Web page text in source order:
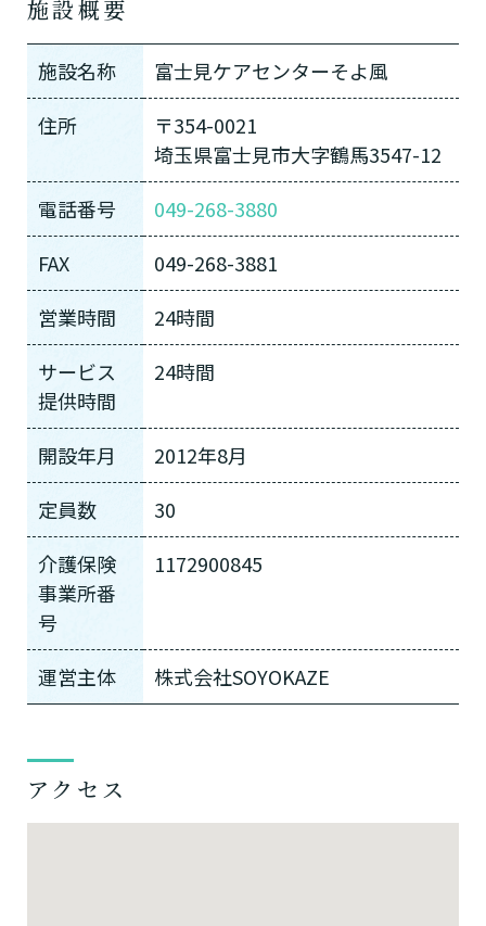
施設概要
施設名称
富士見ケアセンターそよ風
住所
〒354-0021
埼玉県富士見市大字鶴馬3547-12
電話番号
049-268-3880
FAX
049-268-3881
営業時間
24時間
サービス
提供時間
24時間
開設年月
2012年8月
定員数
30
介護保険
事業所番
号
1172900845
運営主体 株式会社SOYOKAZE
アクセス